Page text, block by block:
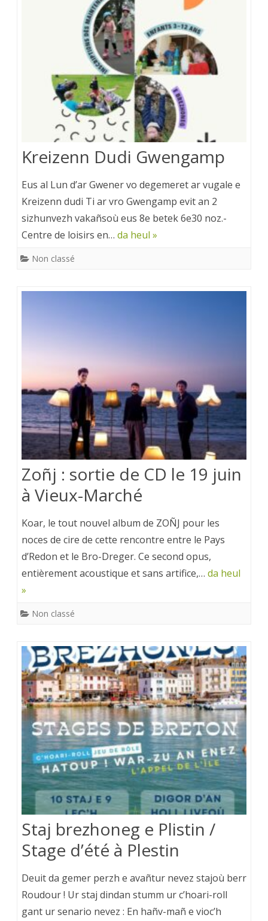
Kreizenn Dudi Gwengamp
Eus al Lun d’ar Gwener vo degemeret ar vugale e
Kreizenn dudi Ti ar vro Gwengamp evit an 2
sizhunvezh vakañsoù eus 8e betek 6e30 noz.­
Centre de loisirs en… da heul »
Non classé
Zoñj : sortie de CD le 19 juin
à Vieux-Marché
Koar, le tout nouvel album de ZOÑJ pour les
noces de cire de cette rencontre entre le Pays
d’Redon et le Bro-Dreger. Ce second opus,
entièrement acoustique et sans artifice,… da heul
»
Non classé
Staj brezhoneg e Plistin /
Stage d’été à Plestin
Deuit da gemer perzh e avañtur nevez stajoù berr
Roudour ! Ur staj dindan stumm ur c’hoari-roll
gant ur senario nevez : En hañv-mañ e vioc’h